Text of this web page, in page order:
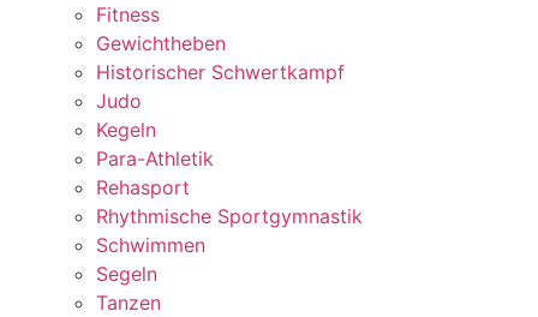
Fitness
Gewichtheben
Historischer Schwertkampf
Judo
Kegeln
Para-Athletik
Rehasport
Rhythmische Sportgymnastik
Schwimmen
Segeln
Tanzen